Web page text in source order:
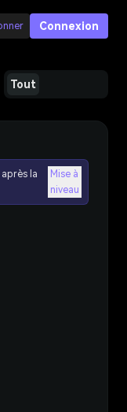
Connexion
Tout
la
Mise à
niveau